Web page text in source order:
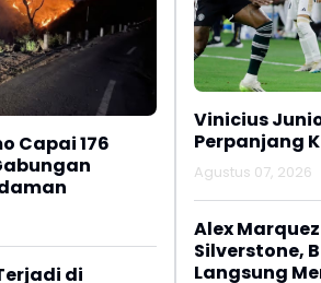
Capai 176
di
Vinicius
Perpanjang
Agustus 07, 2026
Alex
Silverstone,
Langsung